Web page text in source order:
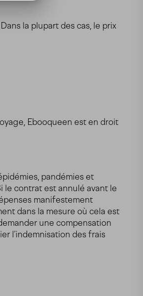
la plupart des cas, le prix
Ebooqueen est en droit
pandémies et
le contrat est annulé avant le
manifestement
dans la mesure où cela est
une compensation
l’indemnisation des frais